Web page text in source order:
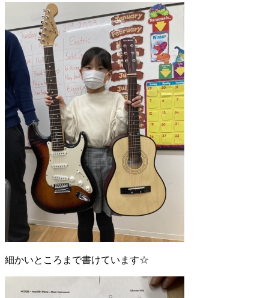
細かいところまで書けています☆